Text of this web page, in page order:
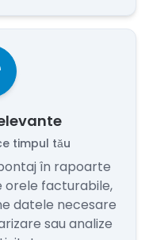
timpul tău
în rapoarte
orele facturabile,
datele necesare
sau analize